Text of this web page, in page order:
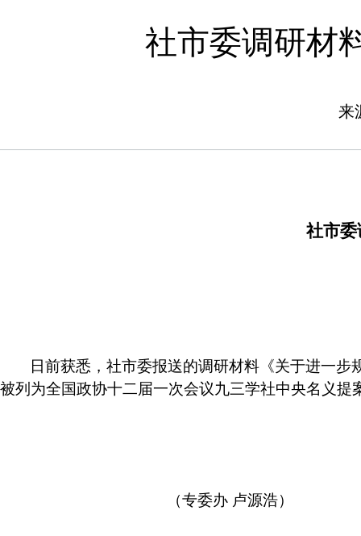
社市委调研材
社市
日前获悉，社市委报送的调研材料《关于进一
被列为全国政协十二届一次会议九三学社中央名义提
（专委办 卢源浩）